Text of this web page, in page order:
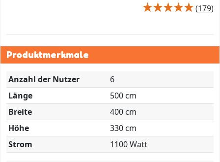
(179)
Produktmerkmale
Anzahl der Nutzer
6
Länge
500 cm
Breite
400 cm
Höhe
330 cm
Strom
1100 Watt